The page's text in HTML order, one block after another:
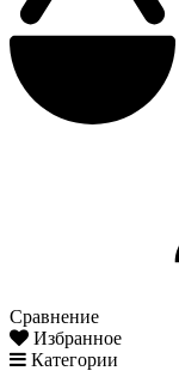
Сравнение
Избранное
Категории